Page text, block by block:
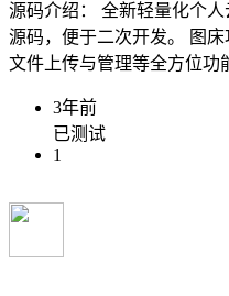
源码介绍： 全新轻量化个
源码，便于二次开发。 图床
文件上传与管理等全方位功
3年前
已测试
1